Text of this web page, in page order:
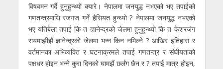
विषवमन गर्दै हुनुहुन्थ्यो क्यारे। नेपालमा जनयुद्ध नभएको भए तपाईको
गणतन्त्रमाथि रजगज गर्ने हैसियत हुन्थ्यो ? नेपालमा जनयुद्ध नभएको
भए यतिबेला तपाई कि त ज्ञानेन्द्रको जेलमा हुनुहुन्थ्यो कि त केशरजंग
रायमाझीझैं ज्ञानेन्द्रको जेलमा भन्न किन नमिल्ने ? आखिर इतिहास र
वर्तमानका अभिव्यक्ति र घटनाक्रमले तपाई गणतन्त्र र संघीयताको
पक्षधर होइन भन्ने कुरा दिनको घामझैं छर्लंग छैन र ? तपाई मात्र होइन,